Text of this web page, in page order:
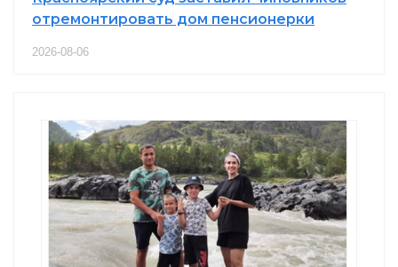
отремонтировать дом пенсионерки
2026-08-06